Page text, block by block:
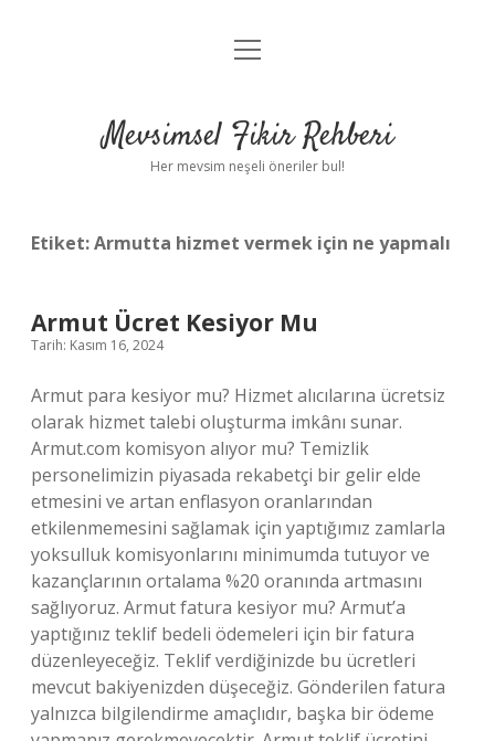
Anasayfa
Yasal Uyarı
menüyü
Mevsimsel Fikir Rehberi
Her mevsim neşeli öneriler bul!
Etiket:Armutta hizmet vermek için ne yapmalı
Armut Ücret Kesiyor Mu
Tarih: Kasım 16, 2024
Armut para kesiyor mu? Hizmet alıcılarına ücretsiz
olarak hizmet talebi oluşturma imkânı sunar.
Armut.com komisyon alıyor mu? Temizlik
personelimizin piyasada rekabetçi bir gelir elde
etmesini ve artan enflasyon oranlarından
etkilenmemesini sağlamak için yaptığımız zamlarla
yoksulluk komisyonlarını minimumda tutuyor ve
kazançlarının ortalama %20 oranında artmasını
sağlıyoruz. Armut fatura kesiyor mu? Armut’a
yaptığınız teklif bedeli ödemeleri için bir fatura
düzenleyeceğiz. Teklif verdiğinizde bu ücretleri
mevcut bakiyenizden düşeceğiz. Gönderilen fatura
yalnızca bilgilendirme amaçlıdır, başka bir ödeme